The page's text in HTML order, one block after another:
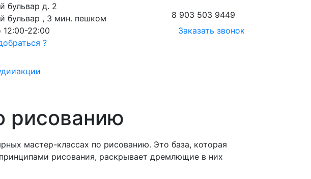
бульвар д. 2
бульвар , 3 мин. пешком
12:00-22:00
?
8 903 503 9449
Заказать звонок
акции
рисованию
мастер-классах по рисованию. Это база, которая
рисования, раскрывает дремлющие в них